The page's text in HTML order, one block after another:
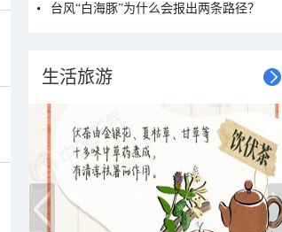
台风“白海豚”为什么会报出两条路径？
生活旅游